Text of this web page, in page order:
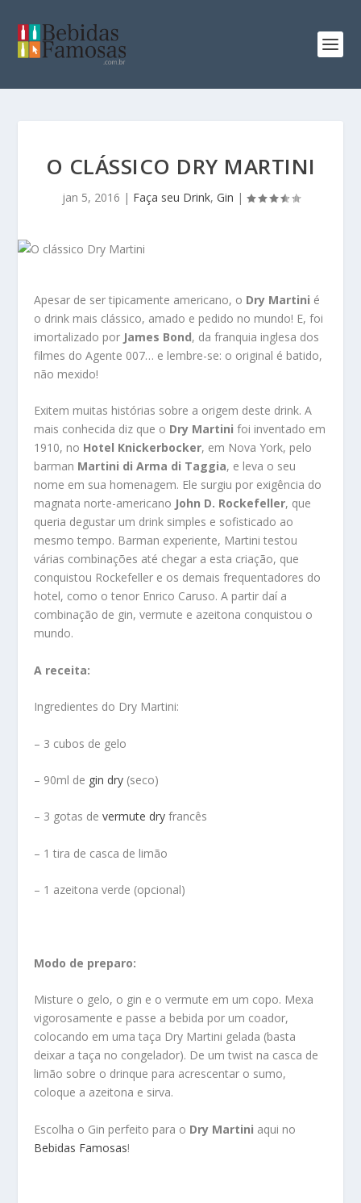
O CLÁSSICO DRY MARTINI
jan 5, 2016 | Faça seu Drink, Gin |
Apesar de ser tipicamente americano, o Dry Martini é
o drink mais clássico, amado e pedido no mundo! E, foi
imortalizado por James Bond, da franquia inglesa dos
filmes do Agente 007… e lembre-se: o original é batido,
não mexido!
Exitem muitas histórias sobre a origem deste drink. A
mais conhecida diz que o Dry Martini foi inventado em
1910, no Hotel Knickerbocker, em Nova York, pelo
barman Martini di Arma di Taggia, e leva o seu
nome em sua homenagem. Ele surgiu por exigência do
magnata norte-americano John D. Rockefeller, que
queria degustar um drink simples e sofisticado ao
mesmo tempo. Barman experiente, Martini testou
várias combinações até chegar a esta criação, que
conquistou Rockefeller e os demais frequentadores do
hotel, como o tenor Enrico Caruso. A partir daí a
combinação de gin, vermute e azeitona conquistou o
mundo.
A receita:
Ingredientes do Dry Martini:
– 3 cubos de gelo
– 90ml de gin dry (seco)
– 3 gotas de vermute dry francês
– 1 tira de casca de limão
– 1 azeitona verde (opcional)
Modo de preparo:
Misture o gelo, o gin e o vermute em um copo. Mexa
vigorosamente e passe a bebida por um coador,
colocando em uma taça Dry Martini gelada (basta
deixar a taça no congelador). De um twist na casca de
limão sobre o drinque para acrescentar o sumo,
coloque a azeitona e sirva.
Escolha o Gin perfeito para o Dry Martini aqui no
Bebidas Famosas!